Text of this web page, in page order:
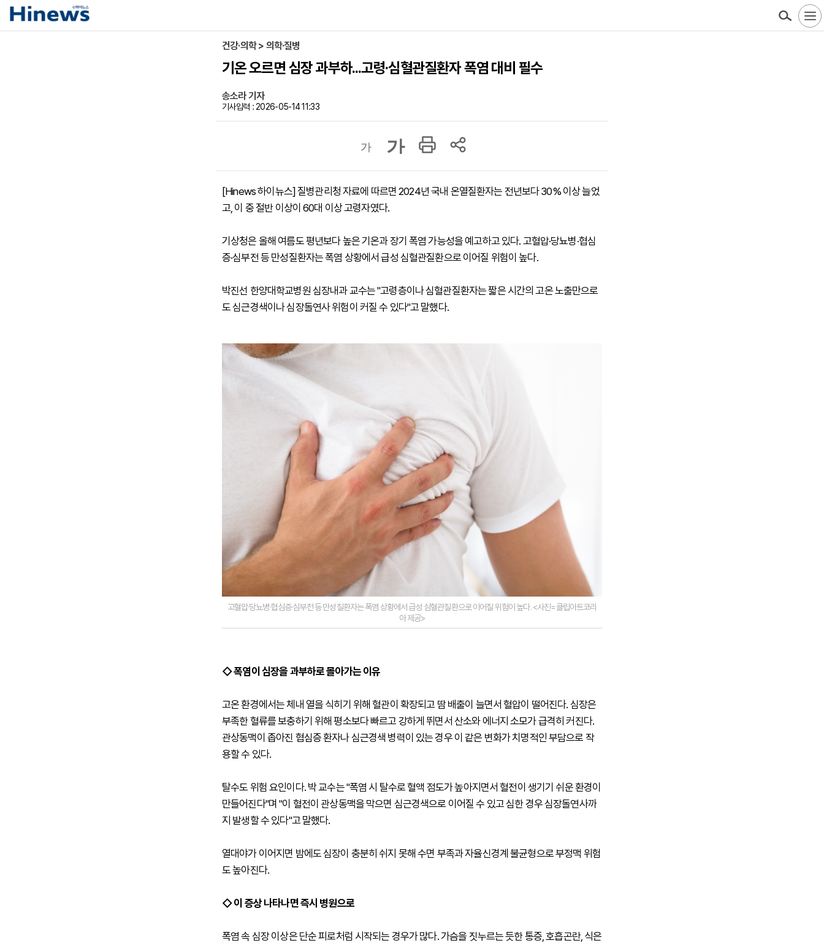
건강·의학 > 의학·질병
기온 오르면 심장 과부하...고령·심혈관질환자 폭염 대비 필수
송소라 기자
기사입력 : 2026-05-14 11:33
가 가
[Hinews 하이뉴스] 질병관리청 자료에 따르면 2024년 국내 온열질환자는 전년보다 30% 이상 늘었
고, 이 중 절반 이상이 60대 이상 고령자였다.
기상청은 올해 여름도 평년보다 높은 기온과 장기 폭염 가능성을 예고하고 있다. 고혈압·당뇨병·협심
증·심부전 등 만성질환자는 폭염 상황에서 급성 심혈관질환으로 이어질 위험이 높다.
박진선 한양대학교병원 심장내과 교수는 "고령층이나 심혈관질환자는 짧은 시간의 고온 노출만으로
도 심근경색이나 심장돌연사 위험이 커질 수 있다"고 말했다.
고혈압·당뇨병·협심증·심부전 등 만성질환자는 폭염 상황에서 급성 심혈관질환으로 이어질 위험이 높다. <사진=클립아트코리
아 제공>
◇ 폭염이 심장을 과부하로 몰아가는 이유
고온 환경에서는 체내 열을 식히기 위해 혈관이 확장되고 땀 배출이 늘면서 혈압이 떨어진다. 심장은
부족한 혈류를 보충하기 위해 평소보다 빠르고 강하게 뛰면서 산소와 에너지 소모가 급격히 커진다.
관상동맥이 좁아진 협심증 환자나 심근경색 병력이 있는 경우 이 같은 변화가 치명적인 부담으로 작
용할 수 있다.
탈수도 위험 요인이다. 박 교수는 "폭염 시 탈수로 혈액 점도가 높아지면서 혈전이 생기기 쉬운 환경이
만들어진다"며 "이 혈전이 관상동맥을 막으면 심근경색으로 이어질 수 있고 심한 경우 심장돌연사까
지 발생할 수 있다"고 말했다.
열대야가 이어지면 밤에도 심장이 충분히 쉬지 못해 수면 부족과 자율신경계 불균형으로 부정맥 위험
도 높아진다.
◇ 이 증상 나타나면 즉시 병원으로
폭염 속 심장 이상은 단순 피로처럼 시작되는 경우가 많다. 가슴을 짓누르는 듯한 통증, 호흡곤란, 식은